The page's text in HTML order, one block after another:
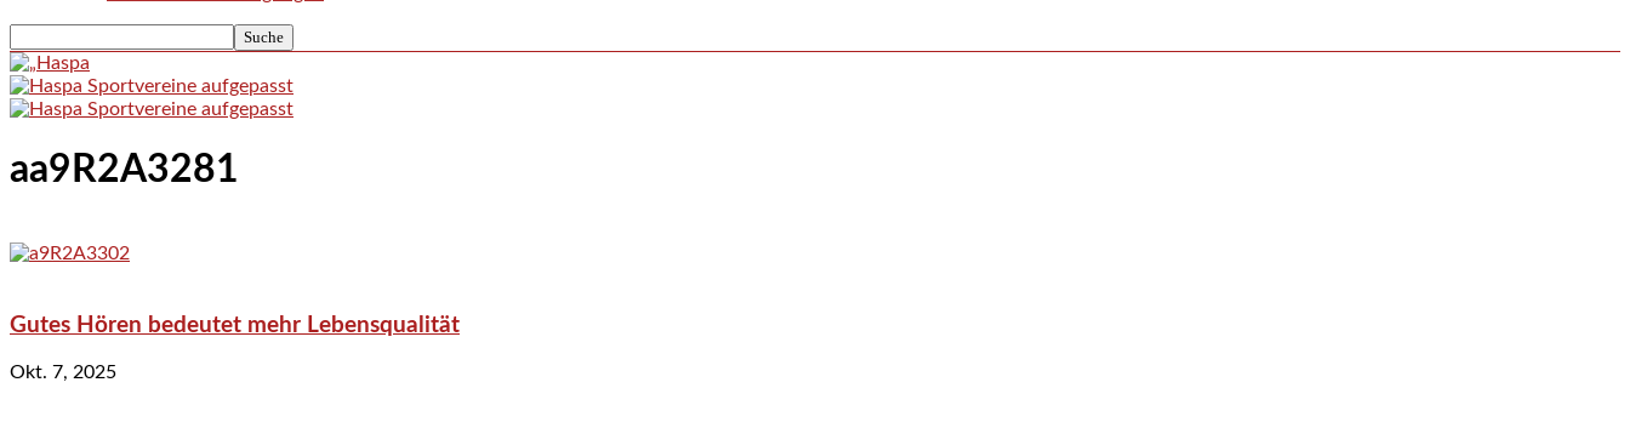
aa9R2A3281
Gutes Hören bedeutet mehr Lebensqualität
Okt. 7, 2025